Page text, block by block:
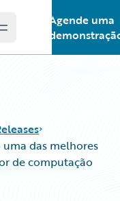
Open main menu
Agende uma
das melhores
de computação